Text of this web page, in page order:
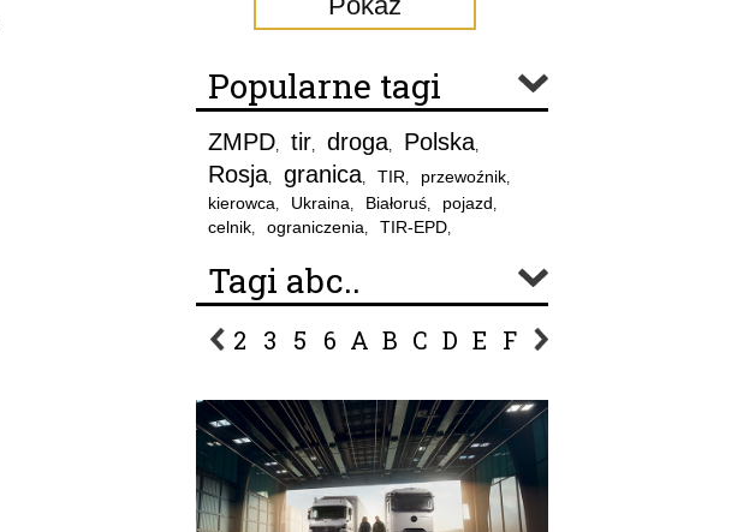
Popularne tagi
ZMPD, tir, droga, Polska,
Rosja, granica, TIR, przewoźnik,
kierowca, Ukraina, Białoruś, pojazd,
celnik, ograniczenia, TIR-EPD,
Tagi abc..
2 3 5 6 A B C D E F G